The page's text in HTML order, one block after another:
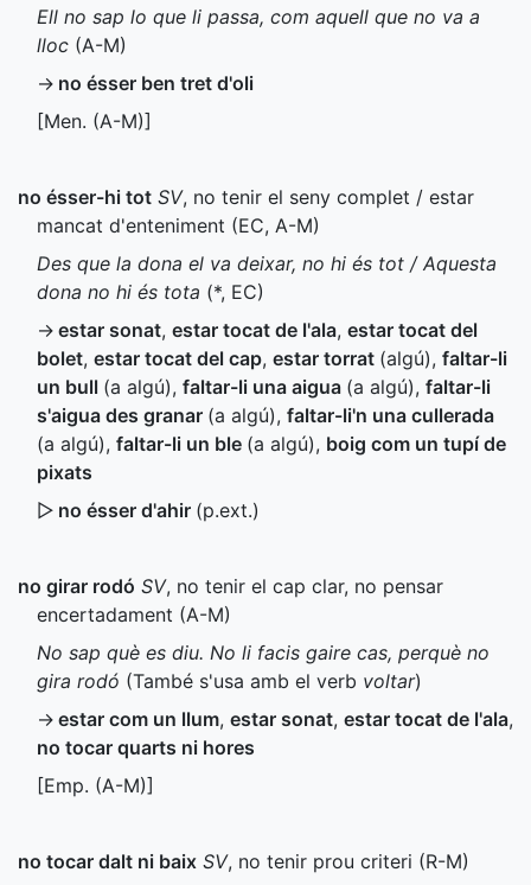
Ell no sap lo que li passa, com aquell que no va a
lloc (A-M)
→ no ésser ben tret d'oli
[Men. (A-M)]
no ésser-hi tot SV, no tenir el seny complet / estar
mancat d'enteniment (EC, A-M)
Des que la dona el va deixar, no hi és tot / Aquesta
dona no hi és tota (*, EC)
→ estar sonat, estar tocat de l'ala, estar tocat del
bolet, estar tocat del cap, estar torrat (algú), faltar-li
un bull (a algú), faltar-li una aigua (a algú), faltar-li
s'aigua des granar (a algú), faltar-li'n una cullerada
(a algú), faltar-li un ble (a algú), boig com un tupí de
pixats
▷ no ésser d'ahir (p.ext.)
no girar rodó SV, no tenir el cap clar, no pensar
encertadament (A-M)
No sap què es diu. No li facis gaire cas, perquè no
gira rodó (També s'usa amb el verb voltar)
→ estar com un llum, estar sonat, estar tocat de l'ala,
no tocar quarts ni hores
[Emp. (A-M)]
no tocar dalt ni baix SV, no tenir prou criteri (R-M)